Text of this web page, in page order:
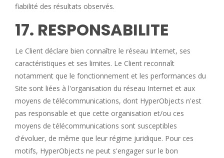
fiabilité des résultats observés.
17. RESPONSABILITE
Le Client déclare bien connaître le réseau Internet, ses
caractéristiques et ses limites. Le Client reconnaît
notamment que le fonctionnement et les performances du
Site sont liées à l'organisation du réseau Internet et aux
moyens de télécommunications, dont HyperObjects n'est
pas responsable et que cette organisation et/ou ces
moyens de télécommunications sont susceptibles
d'évoluer, de même que leur régime juridique. Pour ces
motifs, HyperObjects ne peut s'engager sur le bon